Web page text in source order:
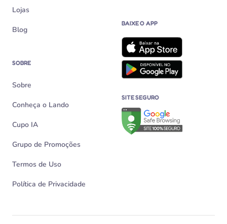
Lojas
Blog
SOBRE
Sobre
Conheça o Lando
Cupo IA
Grupo de Promoções
Termos de Uso
Política de Privacidade
BAIXE O APP
SITE SEGURO
Verificação de site seguro